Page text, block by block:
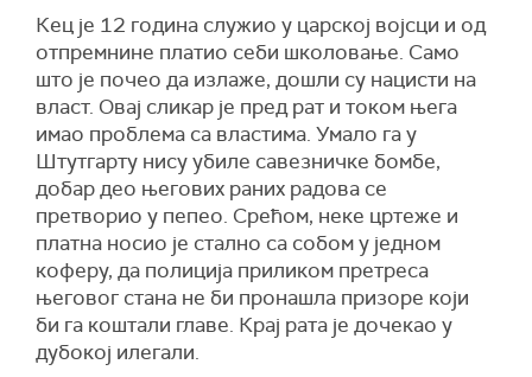
Кец је 12 година служио у царској војсци и од
отпремнине платио себи школовање. Само
што је почео да излаже, дошли су нацисти на
власт. Овај сликар је пред рат и током њега
имао проблема са властима. Умало га у
Штутгарту нису убиле савезничке бомбе,
добар део његових раних радова се
претворио у пепео. Срећом, неке цртеже и
платна носио је стално са собом у једном
коферу, да полиција приликом претреса
његовог стана не би пронашла призоре који
би га коштали главе. Крај рата је дочекао у
дубокој илегали.